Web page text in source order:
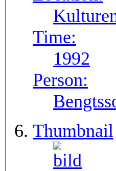
Time:
1992
Person:
Thumbnail